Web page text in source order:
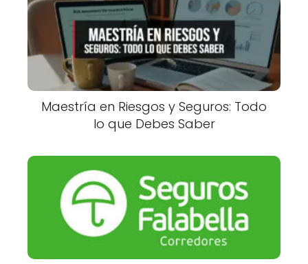
Maestría en Riesgos y Seguros: Todo
lo que Debes Saber